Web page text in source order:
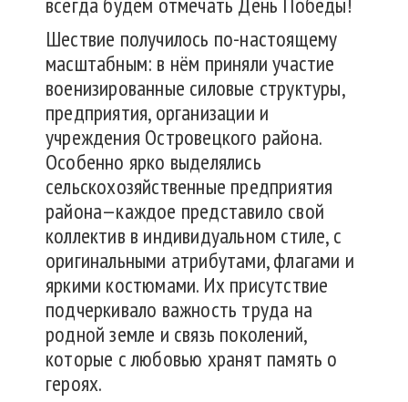
Шествие получилось по-настоящему
масштабным: в нём приняли участие
военизированные силовые структуры,
предприятия, организации и
учреждения Островецкого района.
Особенно ярко выделялись
сельскохозяйственные предприятия
района—каждое представило свой
коллектив в индивидуальном стиле, с
оригинальными атрибутами, флагами и
яркими костюмами. Их присутствие
подчеркивало важность труда на
родной земле и связь поколений,
которые с любовью хранят память о
героях.